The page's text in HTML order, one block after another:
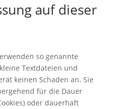
auf dieser
so genannte
Textdateien und
keinen Schaden an. Sie
für die Dauer
oder dauerhaft